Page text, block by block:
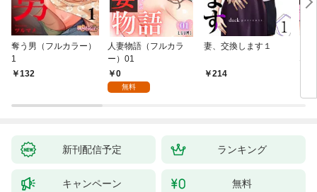
奪う男（フルカラー）
1
132
人妻物語（フルカラ
ー）01
0
無料
妻、交換します１
214
な
新刊配信予定 ランキング
キャンペーン 無料